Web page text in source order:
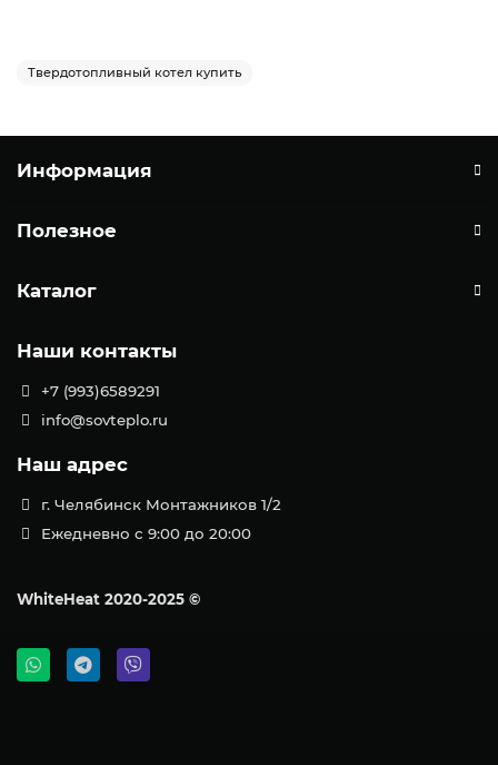
Твердотопливный котел купить
Информация
Полезное
Каталог
Наши контакты
+7 (993)6589291
info@sovteplo.ru
Наш адрес
г. Челябинск Монтажников 1/2
Ежедневно с 9:00 до 20:00
WhiteHeat 2020-2025 ©